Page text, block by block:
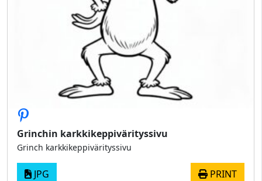
Grinchin karkkikeppivärityssivu
Grinch karkkikeppivärityssivu
JPG PRINT